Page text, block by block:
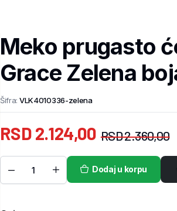
Meko prugasto
Grace Zelena
Šifra: VLK4010336-zelena
RSD2.360,00
RSD2.124,00
Dodaj u korpu